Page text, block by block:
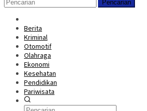
Pencarian
Berita
Kriminal
Otomotif
Olahraga
Ekonomi
Kesehatan
Pendidikan
Pariwisata